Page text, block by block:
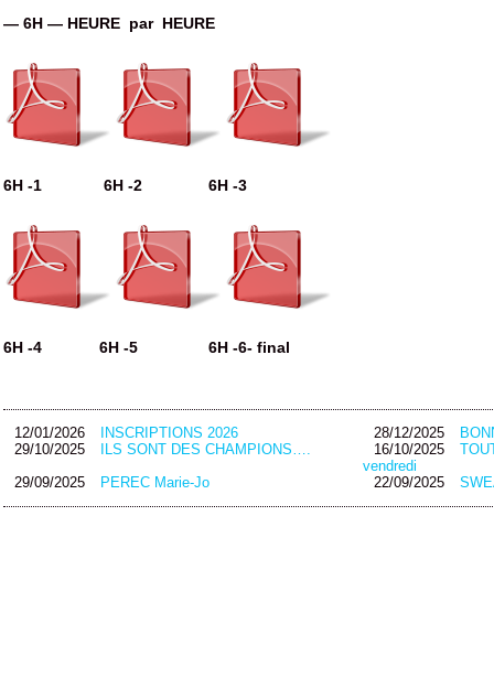
— 6H — HEURE par HEURE
6H -1 6H -2 6H -3
6H -4 6H -5 6H -6- final
12/01/2026 INSCRIPTIONS 2026 28/12/2025
29/10/2025
ILS SONT DES CHAMPIONS…. 16/10/2025
vendredi
29/09/2025
PEREC Marie-Jo 22/09/2025